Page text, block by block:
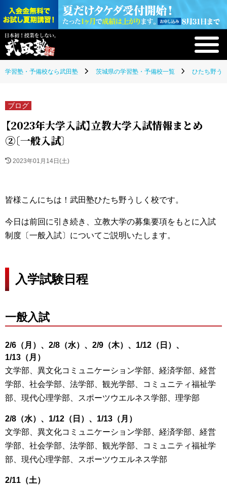
学習塾・予備校なら武田塾 茨城県の学習塾・予備校一覧 ひたち野う
ブログ
【2023年大学入試】立教大学入試情報まとめ
②〔一般入試〕
2023年01月14日(土)
皆様こんにちは！武田塾ひたち野うしく校です。
今日は前回に引き続き、立教大学の募集要項をもとに入試
制度〔一般入試〕についてご説明いたします。
入学試験日程
一般入試
2/6（月）、2/8（水）、2/9（木）、1/12（日）、
1/13（月）
文学部、異文化コミュニケーション学部、経済学部、経営
学部、社会学部、法学部、観光学部、コミュニティ福祉学
部、現代心理学部、スポーツウエルネス学部、理学部
2/8（水）、1/12（日）、1/13（月）
文学部、異文化コミュニケーション学部、経済学部、経営
学部、社会学部、法学部、観光学部、コミュニティ福祉学
部、現代心理学部、スポーツウエルネス学部
2/11（土）